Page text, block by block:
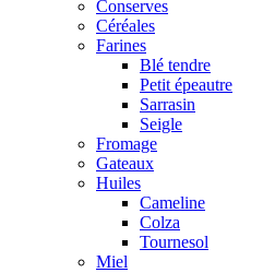
Conserves
Céréales
Farines
Blé tendre
Petit épeautre
Sarrasin
Seigle
Fromage
Gateaux
Huiles
Cameline
Colza
Tournesol
Miel